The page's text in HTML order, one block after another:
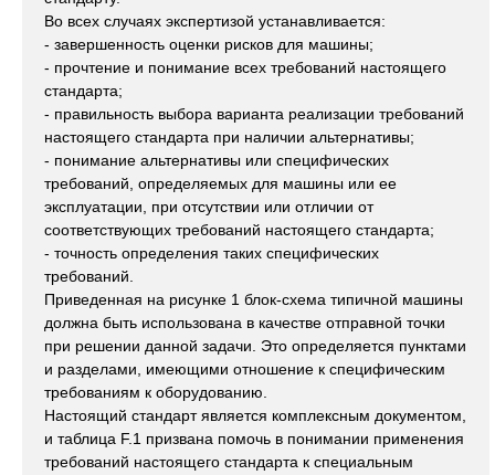
Во всех случаях экспертизой устанавливается:
- завершенность оценки рисков для машины;
- прочтение и понимание всех требований настоящего
стандарта;
- правильность выбора варианта реализации требований
настоящего стандарта при наличии альтернативы;
- понимание альтернативы или специфических
требований, определяемых для машины или ее
эксплуатации, при отсутствии или отличии от
соответствующих требований настоящего стандарта;
- точность определения таких специфических
требований.
Приведенная на рисунке 1 блок-схема типичной машины
должна быть использована в качестве отправной точки
при решении данной задачи. Это определяется пунктами
и разделами, имеющими отношение к специфическим
требованиям к оборудованию.
Настоящий стандарт является комплексным документом,
и таблица F.1 призвана помочь в понимании применения
требований настоящего стандарта к специальным